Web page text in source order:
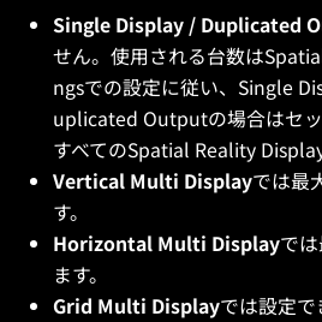
Single Display / Duplicated
せん。使用される台数は
ngsでの設定に従い、Single
uplicated Outputの場合はセ
すべてのSpatial Reality Display
Vertical Multi Displayでは最
す。
Horizontal Multi Displayで
ます。
Grid Multi Displayでは設定